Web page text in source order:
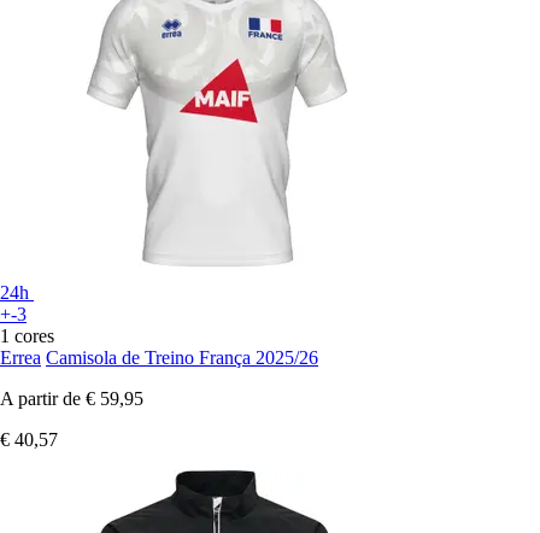
24h
+-3
1 cores
Errea Camisola de Treino França 2025/26
A partir de € 59,95
€ 40,57